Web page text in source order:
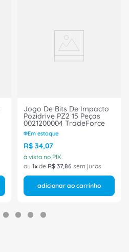
Jogo De Bits De Impacto
Pozidrive PZ2 15 Peças
0021200004 TradeForce
Em estoque
R$ 34,07
à vista no PIX
ou 1 de R$ 37,86 sem juros
adicionar ao carrinho